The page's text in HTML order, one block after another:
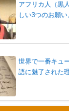
アフリカ人（黒
しい3つのお願い
世界で一番キュ
語に魅了された